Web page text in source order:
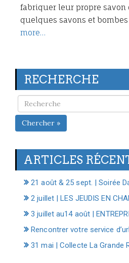
fabriquer leur propre savon
quelques savons et
more…
RECHERCHE
Chercher »
ARTICLES
21 août & 25 sept. | Soirée
2 juillet | LES JEUDIS EN
3 juillet au14 août |
Rencontrer votre service
31 mai | Collecte La Grande